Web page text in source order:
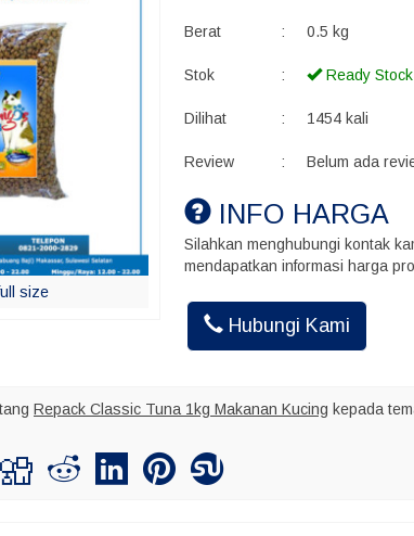
size
Berat : 0.5 kg
Stok : Ready Stock
Dilihat : 1454 kali
Review : Belum ada
INFO HARGA
Silahkan menghubungi kontak
mendapatkan informasi harga
Hubungi Kami
Repack Classic Tuna 1kg Makanan Kucing kepada
Akhmad
Kalo kirim
maksimal nya